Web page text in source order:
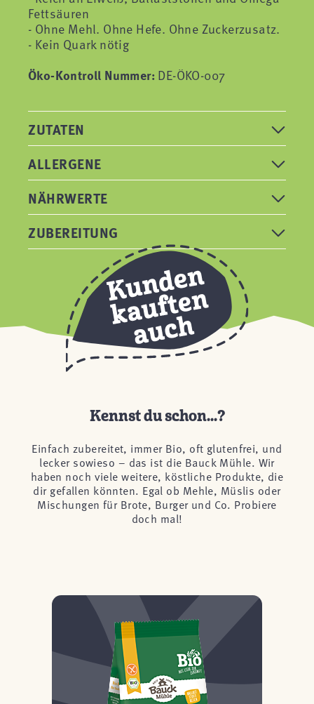
Fettsäuren
- Ohne Mehl. Ohne Hefe. Ohne Zuckerzusatz.
- Kein Quark nötig
Öko-Kontroll Nummer: DE-ÖKO-007
ZUTATEN
ALLERGENE
NÄHRWERTE
ZUBEREITUNG
Kennst du schon...?
Einfach zubereitet, immer Bio, oft glutenfrei, und
lecker sowieso – das ist die Bauck Mühle. Wir
haben noch viele weitere, köstliche Produkte, die
dir gefallen könnten. Egal ob Mehle, Müslis oder
Mischungen für Brote, Burger und Co. Probiere
doch mal!